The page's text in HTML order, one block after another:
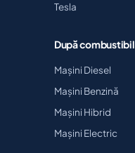
Tesla
După combustibil
Mașini Diesel
Mașini Benzină
Mașini Hibrid
Mașini Electric